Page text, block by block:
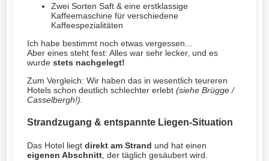
Zwei Sorten Saft & eine erstklassige
Kaffeemaschine für verschiedene
Kaffeespezialitäten
Ich habe bestimmt noch etwas vergessen...
Aber eines steht fest: Alles war sehr lecker, und es
wurdestets nachgelegt!
Zum Vergleich: Wir haben das in wesentlich teureren
Hotels schon deutlich schlechter erlebt(siehe Brügge /
Casselbergh!).
Strandzugang & entspannte Liegen-Situation
Das Hotel liegtdirekt am Strand und hat einen
eigenen Abschnitt, der täglich gesäubert wird.